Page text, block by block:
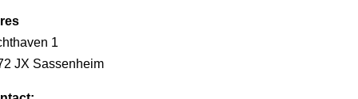
1
JX Sassenheim